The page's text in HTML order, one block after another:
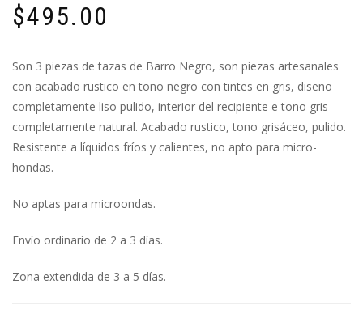
$495.00
Son 3 piezas de tazas de Barro Negro, son piezas artesanales
con acabado rustico en tono negro con tintes en gris, diseño
completamente liso pulido, interior del recipiente e tono gris
completamente natural. Acabado rustico, tono grisáceo, pulido.
Resistente a líquidos fríos y calientes, no apto para micro-
hondas.
No aptas para microondas.
Envío ordinario de 2 a 3 días.
Zona extendida de 3 a 5 días.